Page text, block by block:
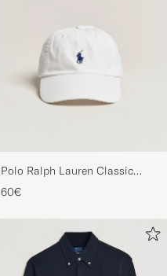
Polo Ralph Lauren Classic
60€